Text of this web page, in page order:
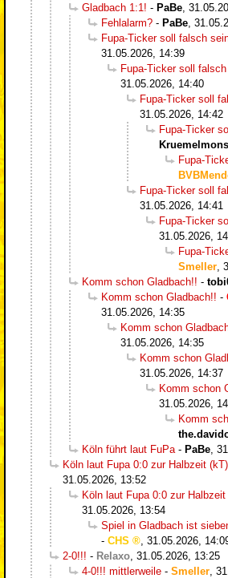
Gladbach 1:1! - PaBe
Fehlalarm? - PaBe
Fupa-Ticker soll falsch
31.05.2026, 14:39
Fupa-Ticker soll
31.05.2026, 14:40
Fupa-Ticker soll
31.05.2026, 14:42
Fupa-Ticker
Fupa-
Fupa-Ticker soll
31.05.2026, 14:41
Fupa-Ticker
31.05.2026,
Fupa-
Smeller
Komm schon Gladbach!! -
Komm schon Gladbach!! -
31.05.2026, 14:35
Komm schon
31.05.2026, 14:35
Komm schon
31.05.2026, 14:37
Komm schon
31.05.2026,
Komm
Köln führt laut FuPa - PaBe
Köln laut Fupa 0:0 zur Halbzeit (kT)
31.05.2026, 13:52
Köln laut Fupa 0:0 zur
31.05.2026, 13:54
Spiel in Gladbach ist
- CHS
31.05.2026,
2-0!!! - Relaxo 31.05.2026, 13:25
4-0!!! mittlerweile - Smeller